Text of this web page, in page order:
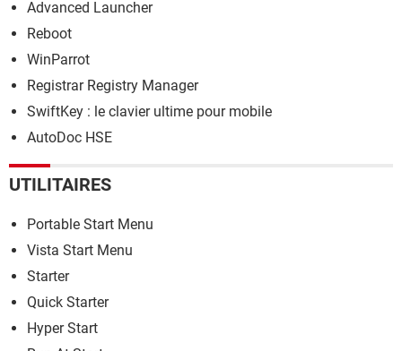
Advanced Launcher
Reboot
WinParrot
Registrar Registry Manager
SwiftKey : le clavier ultime pour mobile
AutoDoc HSE
UTILITAIRES
Portable Start Menu
Vista Start Menu
Starter
Quick Starter
Hyper Start